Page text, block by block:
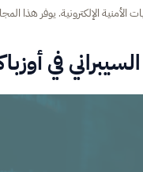
الأمنية الإلكترونية. يوفر هذا
في